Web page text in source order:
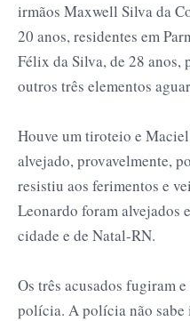
irmãos Maxwell Silva da
20 anos, residentes em
Félix da Silva, de 28 anos,
outros três elementos
Houve um tiroteio e
alvejado, provavelmente,
resistiu aos ferimentos e
Leonardo foram alvejados
cidade e de Natal-RN.
Os três acusados fugiram
polícia. A polícia não